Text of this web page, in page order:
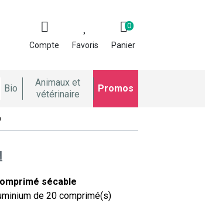
Compte Favoris Panier
0
Bio
Animaux et
vétérinaire
Promos
sécable
de 20 comprimé(s)